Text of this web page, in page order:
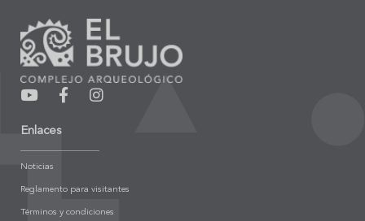
Enlaces
Noticias
Reglamento para visitantes
Términos y condiciones